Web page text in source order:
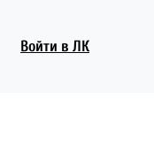
Войти в ЛК